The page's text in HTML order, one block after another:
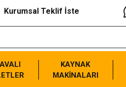
Kurumsal Teklif İste
KAYNAK
MAKİNALARI